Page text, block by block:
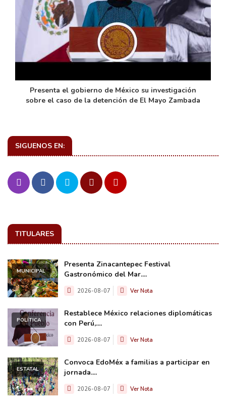
Presenta el gobierno de México su investigación
sobre el caso de la detención de El Mayo Zambada
SIGUENOS EN:
TITULARES
MUNICIPAL
Presenta Zinacantepec Festival
Gastronómico del Mar....
2026-08-07 Ver Nota
POLÍTICA
Restablece México relaciones diplomáticas
con Perú,....
2026-08-07 Ver Nota
ESTATAL
Convoca EdoMéx a familias a participar en
jornada....
2026-08-07 Ver Nota